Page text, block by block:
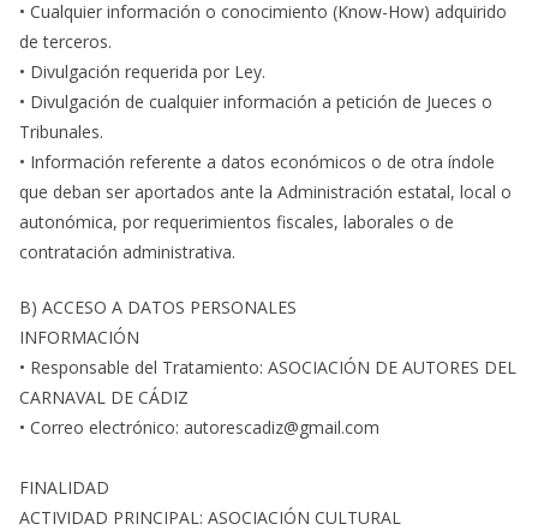
• Cualquier información o conocimiento (Know-How) adquirido
de terceros.
• Divulgación requerida por Ley.
• Divulgación de cualquier información a petición de Jueces o
Tribunales.
• Información referente a datos económicos o de otra índole
que deban ser aportados ante la Administración estatal, local o
autonómica, por requerimientos fiscales, laborales o de
contratación administrativa.
B) ACCESO A DATOS PERSONALES
INFORMACIÓN
• Responsable del Tratamiento: ASOCIACIÓN DE AUTORES DEL
CARNAVAL DE CÁDIZ
• Correo electrónico: autorescadiz@gmail.com
FINALIDAD
ACTIVIDAD PRINCIPAL: ASOCIACIÓN CULTURAL